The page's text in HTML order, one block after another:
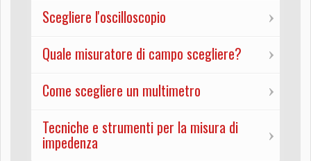
Scegliere l'oscilloscopio
Quale misuratore di campo scegliere?
Come scegliere un multimetro
Tecniche e strumenti per la misura di
impedenza